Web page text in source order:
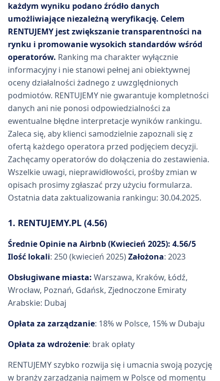
każdym wyniku podano źródło danych
umożliwiające niezależną weryfikację. Celem
RENTUJEMY jest zwiększanie transparentności na
rynku i promowanie wysokich standardów wśród
operatorów. Ranking ma charakter wyłącznie
informacyjny i nie stanowi pełnej ani obiektywnej
oceny działalności żadnego z uwzględnionych
podmiotów. RENTUJEMY nie gwarantuje kompletności
danych ani nie ponosi odpowiedzialności za
ewentualne błędne interpretacje wyników rankingu.
Zaleca się, aby klienci samodzielnie zapoznali się z
ofertą każdego operatora przed podjęciem decyzji.
Zachęcamy operatorów do dołączenia do zestawienia.
Wszelkie uwagi, nieprawidłowości, prośby zmian w
opisach prosimy zgłaszać przy użyciu formularza.
Ostatnia data zaktualizowania rankingu: 30.04.2025.
1. RENTUJEMY.PL (4.56)
Średnie Opinie na Airbnb (Kwiecień 2025): 4.56/5
Ilość lokali: 250 (kwiecień 2025)Założona: 2023
Obsługiwane miasta: Warszawa, Kraków, Łódź,
Wrocław, Poznań, Gdańsk, Zjednoczone Emiraty
Arabskie: Dubaj
Opłata za zarządzanie: 18% w Polsce, 15% w Dubaju
Opłata za wdrożenie: brak opłaty
RENTUJEMY szybko rozwija się i umacnia swoją pozycję
w branży zarządzania najmem w Polsce od momentu